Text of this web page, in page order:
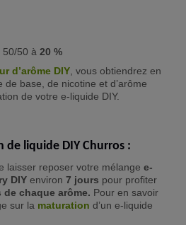
50/50 à 20 %
d’arôme DIY, vous obtiendrez en
base, de nicotine et d’arôme
de votre e-liquide DIY.
de liquide DIY Churros :
laisser reposer votre mélange e-
DIY environ 7 jours pour profiter
de chaque arôme. Pour en savoir
sur la maturation d’un e-liquide